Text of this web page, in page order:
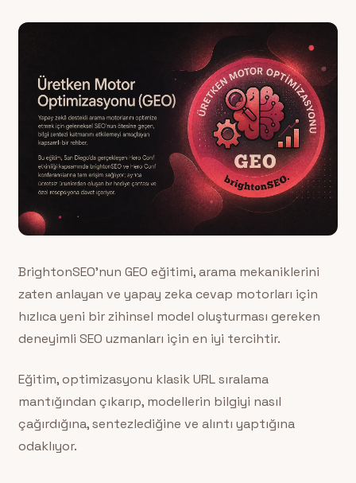
BrightonSEO’nun GEO eğitimi, arama mekaniklerini
zaten anlayan ve yapay zeka cevap motorları için
hızlıca yeni bir zihinsel model oluşturması gereken
deneyimli SEO uzmanları için en iyi tercihtir.
Eğitim, optimizasyonu klasik URL sıralama
mantığından çıkarıp, modellerin bilgiyi nasıl
çağırdığına, sentezlediğine ve alıntı yaptığına
odaklıyor.